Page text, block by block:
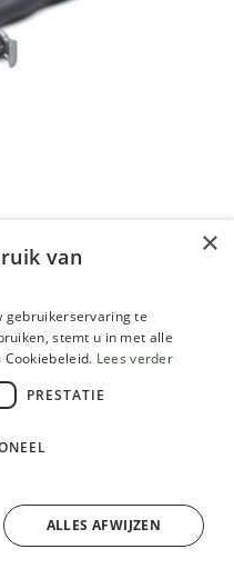
×
van
gebruikerservaring te
stemt u in met alle
Lees verder
PRESTATIE
ALLES AFWIJZEN